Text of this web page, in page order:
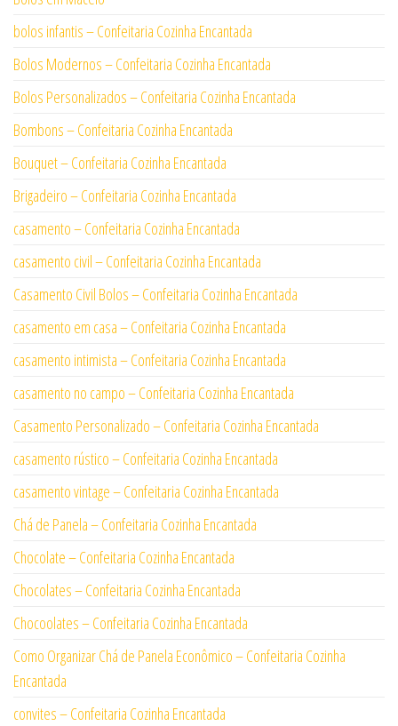
bolos infantis – Confeitaria Cozinha Encantada
Bolos Modernos – Confeitaria Cozinha Encantada
Bolos Personalizados – Confeitaria Cozinha Encantada
Bombons – Confeitaria Cozinha Encantada
Bouquet – Confeitaria Cozinha Encantada
Brigadeiro – Confeitaria Cozinha Encantada
casamento – Confeitaria Cozinha Encantada
casamento civil – Confeitaria Cozinha Encantada
Casamento Civil Bolos – Confeitaria Cozinha Encantada
casamento em casa – Confeitaria Cozinha Encantada
casamento intimista – Confeitaria Cozinha Encantada
casamento no campo – Confeitaria Cozinha Encantada
Casamento Personalizado – Confeitaria Cozinha Encantada
casamento rústico – Confeitaria Cozinha Encantada
casamento vintage – Confeitaria Cozinha Encantada
Chá de Panela – Confeitaria Cozinha Encantada
Chocolate – Confeitaria Cozinha Encantada
Chocolates – Confeitaria Cozinha Encantada
Chocoolates – Confeitaria Cozinha Encantada
Como Organizar Chá de Panela Econômico – Confeitaria Cozinha
Encantada
convites – Confeitaria Cozinha Encantada